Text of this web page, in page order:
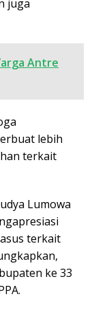
juga
Antre
lebih
terkait
Lumowa
terkait
ke 33